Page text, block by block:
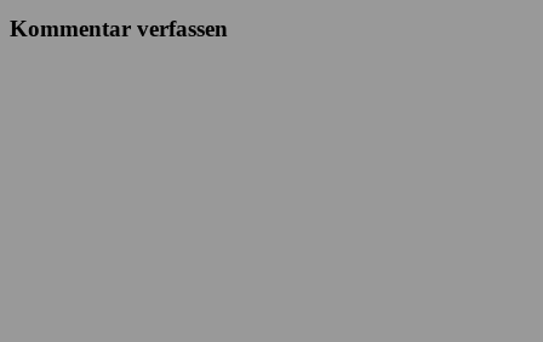
Kommentar verfassen